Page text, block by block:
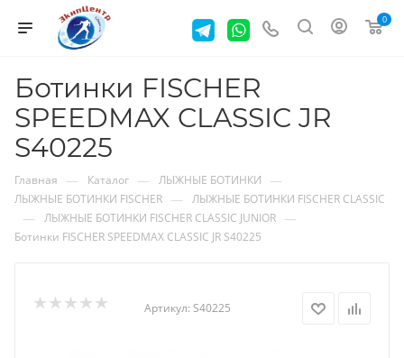
0
Ботинки FISCHER
SPEEDMAX CLASSIC JR
S40225
Главная — Каталог — ЛЫЖНЫЕ БОТИНКИ —
ЛЫЖНЫЕ БОТИНКИ FISCHER — ЛЫЖНЫЕ БОТИНКИ FISCHER CLASSIC
— ЛЫЖНЫЕ БОТИНКИ FISCHER CLASSIC JUNIOR —
Ботинки FISCHER SPEEDMAX CLASSIC JR S40225
Артикул: S40225